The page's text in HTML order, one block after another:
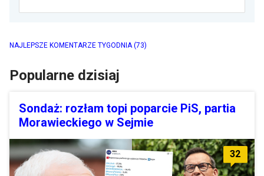
NAJLEPSZE KOMENTARZE TYGODNIA(73)
Popularne dzisiaj
Sondaż: rozłam topi poparcie PiS, partia
Morawieckiego w Sejmie
32